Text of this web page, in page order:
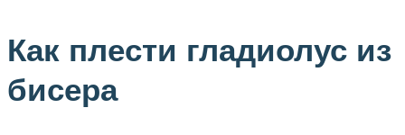
Как плести гладиолус из
бисера